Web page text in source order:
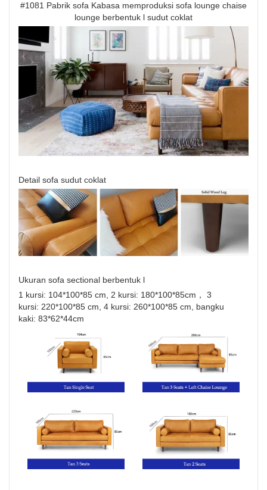
#1081 Pabrik sofa Kabasa memproduksi sofa lounge chaise
lounge berbentuk l sudut coklat
Detail sofa sudut coklat
Ukuran sofa sectional berbentuk l
1 kursi: 104*100*85 cm, 2 kursi: 180*100*85cm， 3
kursi: 220*100*85 cm, 4 kursi: 260*100*85 cm, bangku
kaki: 83*62*44cm